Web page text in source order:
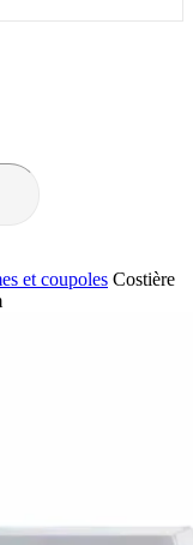
et coupoles Costière